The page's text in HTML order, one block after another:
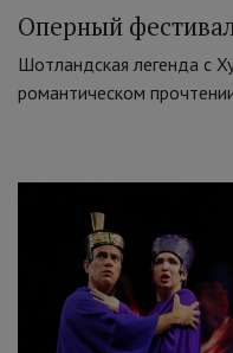
Оперный
Шотландская легенда с
романтическом